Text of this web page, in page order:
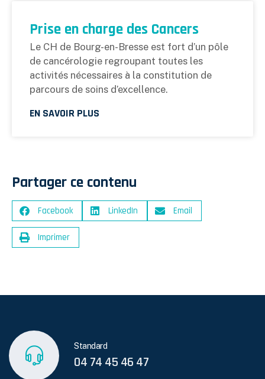
Prise en charge des Cancers
Le CH de Bourg-en-Bresse est fort d’un pôle
de cancérologie regroupant toutes les
activités nécessaires à la constitution de
parcours de soins d’excellence.
EN SAVOIR PLUS
Partager ce contenu
Facebook LinkedIn Email
Imprimer
Standard
04 74 45 46 47